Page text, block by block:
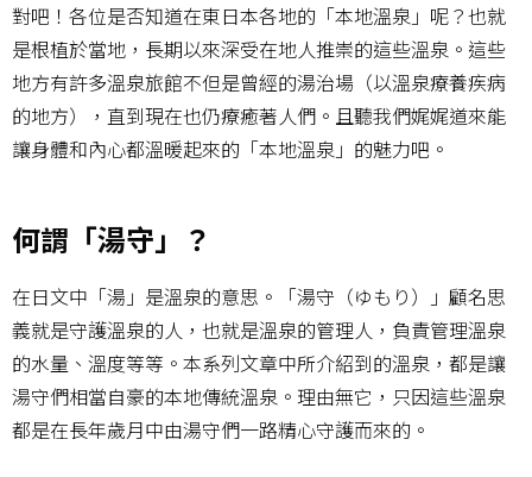
對吧！各位是否知道在東日本各地的「本地溫泉」呢？也就
是根植於當地，長期以來深受在地人推崇的這些溫泉。這些
地方有許多溫泉旅館不但是曾經的湯治場（以溫泉療養疾病
的地方），直到現在也仍療癒著人們。且聽我們娓娓道來能
讓身體和內心都溫暖起來的「本地溫泉」的魅力吧。
何謂「湯守」？
在日文中「湯」是溫泉的意思。「湯守（ゆもり）」顧名思
義就是守護溫泉的人，也就是溫泉的管理人，負責管理溫泉
的水量、溫度等等。本系列文章中所介紹到的溫泉，都是讓
湯守們相當自豪的本地傳統溫泉。理由無它，只因這些溫泉
都是在長年歲月中由湯守們一路精心守護而來的。